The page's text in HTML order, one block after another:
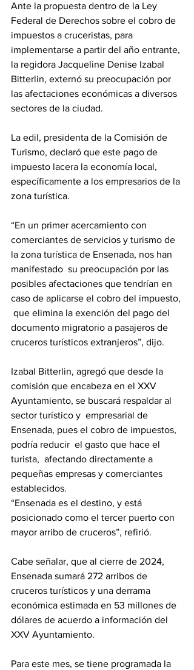
Ante la propuesta dentro de la Ley
Federal de Derechos sobre el cobro de
impuestos a cruceristas, para
implementarse a partir del año entrante,
la regidora Jacqueline Denise Izabal
Bitterlin, externó su preocupación por
las afectaciones económicas a diversos
sectores de la ciudad.
La edil, presidenta de la Comisión de
Turismo, declaró que este pago de
impuesto lacera la economía local,
específicamente a los empresarios de la
zona turística.
“En un primer acercamiento con
comerciantes de servicios y turismo de
la zona turística de Ensenada, nos han
manifestado  su preocupación por las
posibles afectaciones que tendrían en
caso de aplicarse el cobro del impuesto,
que elimina la exención del pago del
documento migratorio a pasajeros de
cruceros turísticos extranjeros”, dijo.
Izabal Bitterlin, agregó que desde la
comisión que encabeza en el XXV
Ayuntamiento, se buscará respaldar al
sector turístico y  empresarial de
Ensenada, pues el cobro de impuestos,
podría reducir  el gasto que hace el
turista,  afectando directamente a
pequeñas empresas y comerciantes
establecidos.
“Ensenada es el destino, y está
posicionado como el tercer puerto con
mayor arribo de cruceros”, refirió.
Cabe señalar, que al cierre de 2024,
Ensenada sumará 272 arribos de
cruceros turísticos y una derrama
económica estimada en 53 millones de
dólares de acuerdo a información del
XXV Ayuntamiento.
Para este mes, se tiene programada la